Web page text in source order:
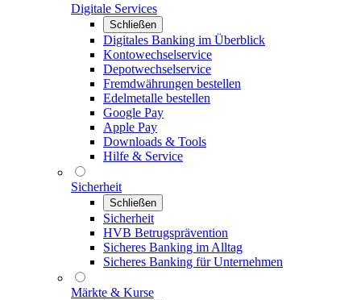
Digitale Services
Schließen
Digitales Banking im Überblick
Kontowechselservice
Depotwechselservice
Fremdwährungen bestellen
Edelmetalle bestellen
Google Pay
Apple Pay
Downloads & Tools
Hilfe & Service
Sicherheit
Schließen
Sicherheit
HVB Betrugsprävention
Sicheres Banking im Alltag
Sicheres Banking für Unternehmen
Märkte & Kurse